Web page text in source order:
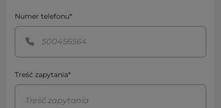
Numer telefonu*
Treść zapytania*